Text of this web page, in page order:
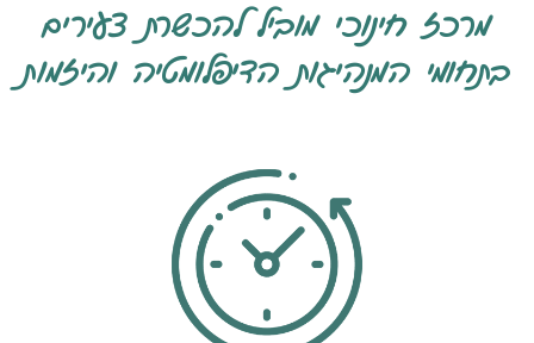
מרכז חינוכי מוביל להכשרת צעירים
בתחומי המנהיגות הדיפלומטיה והיזמות